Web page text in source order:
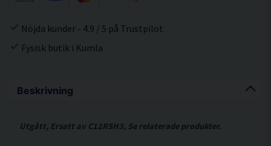
Beskrivning
Utgått, Ersatt av C12RSH3, Se relaterade produkter.
Nöjda kunder - 4.9 / 5 på Trustpilot
Fysisk butik i Kumla